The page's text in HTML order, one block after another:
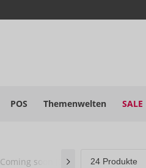
POS Themenwelten SALE
Coming soon ORION Brands